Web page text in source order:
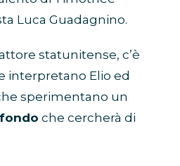
Luca Guadagnino.
statunitense, c’è
interpretano Elio ed
sperimentano un
che cercherà di